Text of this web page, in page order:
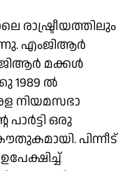
രാഷ്ട്രീയത്തിലും
എംജിആർ
മക്കൾ
1989 ൽ
നിയമസഭാ
പാർട്ടി ഒരു
പിന്നീട്